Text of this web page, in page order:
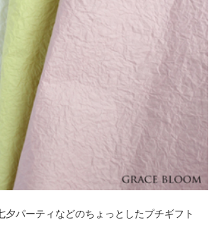
夕パーティなどのちょっとしたプチギフト